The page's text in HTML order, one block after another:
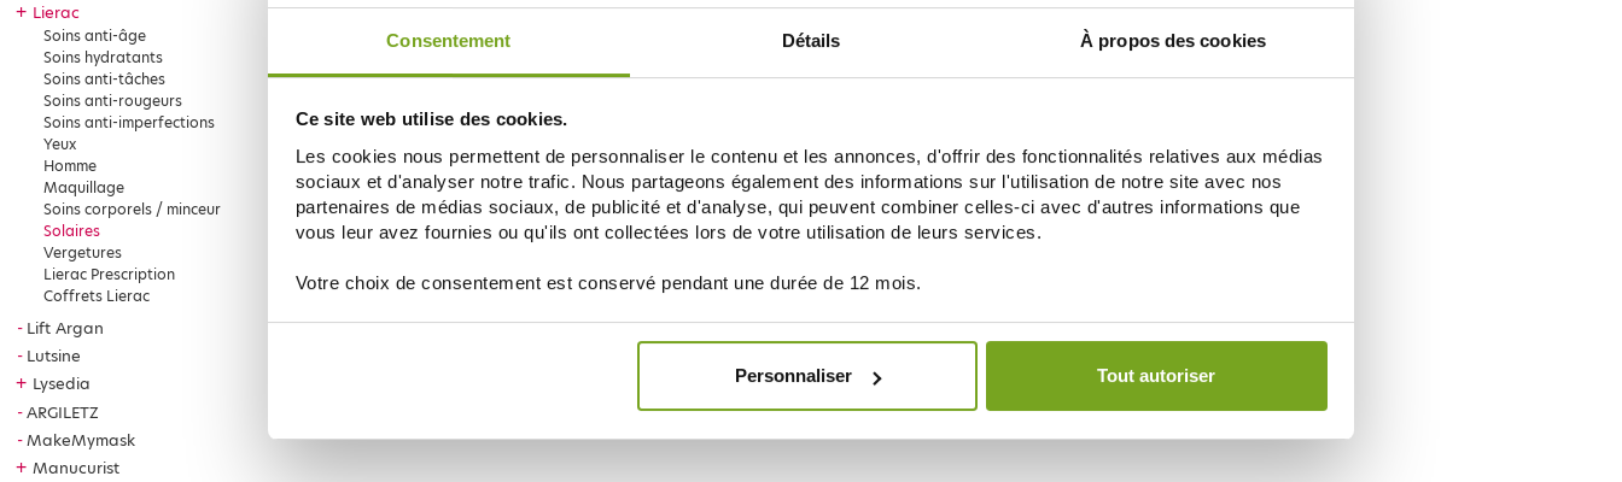
Consentement Détails À propos des cookies
Ce site web utilise des cookies.
Les cookies nous permettent de personnaliser le contenu et les annonces, d'offrir des fonctionnalités relatives aux médias
sociaux et d'analyser notre trafic. Nous partageons également des informations sur l'utilisation de notre site avec nos
partenaires de médias sociaux, de publicité et d'analyse, qui peuvent combiner celles-ci avec d'autres informations que
vous leur avez fournies ou qu'ils ont collectées lors de votre utilisation de leurs services.
Votre choix de consentement est conservé pendant une durée de 12 mois.
Personnaliser Tout autoriser
+ Lierac
Soins anti-âge
Soins hydratants
Soins anti-tâches
Soins anti-rougeurs
Soins anti-imperfections
Yeux
Homme
Maquillage
Soins corporels / minceur
Solaires
Vergetures
Lierac Prescription
Coffrets Lierac
Lift Argan
Lutsine
+ Lysedia
ARGILETZ
MakeMymask
+ Manucurist